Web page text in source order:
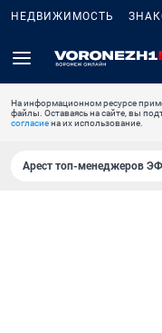
НЕДВИЖИМОСТЬ
На информационном ресурсе
файлы. Оставаясь на сайте, вы
согласиена их использование.
Арест топ-менеджеров